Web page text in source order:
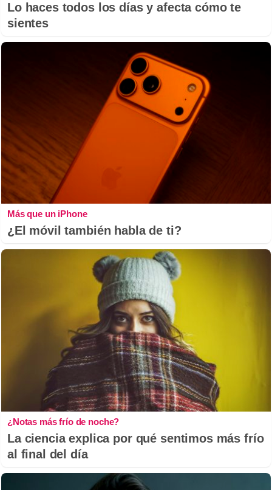
Lo haces todos los días y afecta cómo te
sientes
Más que un iPhone
¿El móvil también habla de ti?
¿Notas más frío de noche?
La ciencia explica por qué sentimos más frío
al final del día